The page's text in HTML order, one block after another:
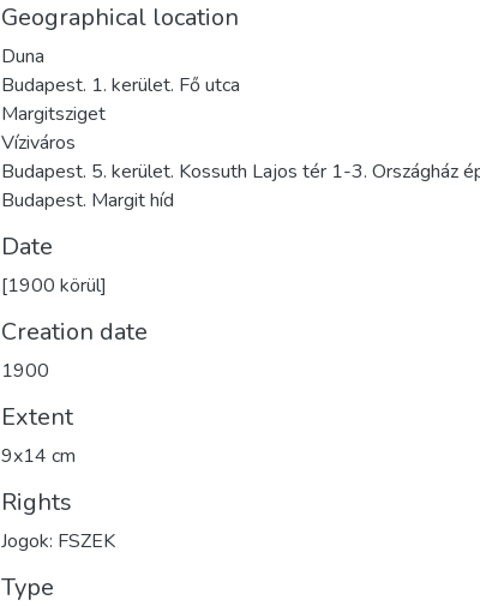
Geographical location
Duna
Budapest. 1. kerület. Fő utca
Margitsziget
Víziváros
Budapest. 5. kerület. Kossuth Lajos tér 1-3. Országház
Budapest. Margit híd
Date
[1900 körül]
Creation date
1900
Extent
9x14 cm
Rights
Jogok: FSZEK
Type